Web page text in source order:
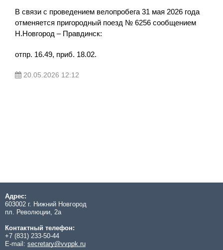
В связи с проведением велопробега 31 мая 2026 года
отменяется пригородный поезд № 6256 сообщением
Н.Новгород – Правдинск:
отпр. 16.49, приб. 18.02.
20.05.2026 12:12
Адрес:
603002 г. Нижний Новгород
пл. Революции, 2а
Контактный телефон:
+7 (831) 233-50-44
E-mail: secretary@vvppk.ru